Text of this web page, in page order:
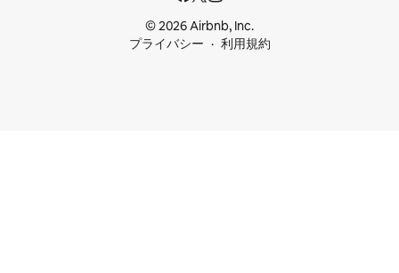
© 2026 Airbnb, Inc.
プライバシー
利用規約